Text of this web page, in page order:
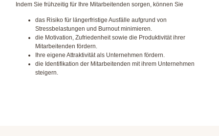
Indem Sie frühzeitig für Ihre Mitarbeitenden sorgen, können Sie
das Risiko für längerfristige Ausfälle aufgrund von
Stressbelastungen und Burnout minimieren.
die Motivation, Zufriedenheit sowie die Produktivität ihrer
Mitarbeitenden fördern.
Ihre eigene Attraktivität als Unternehmen fördern.
die Identifikation der Mitarbeitenden mit ihrem Unternehmen
steigern.